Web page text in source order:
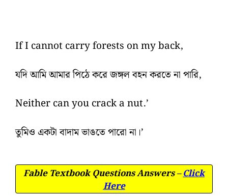
If I cannot carry forests on my back,
যদি আমি আমার পিঠে করে জঙ্গল বহন করতে না পারি,
Neither can you crack a nut.’
তুমিও একটা বাদাম ভাঙতে পারো না।’
Fable Textbook Questions Answers –Click
Here